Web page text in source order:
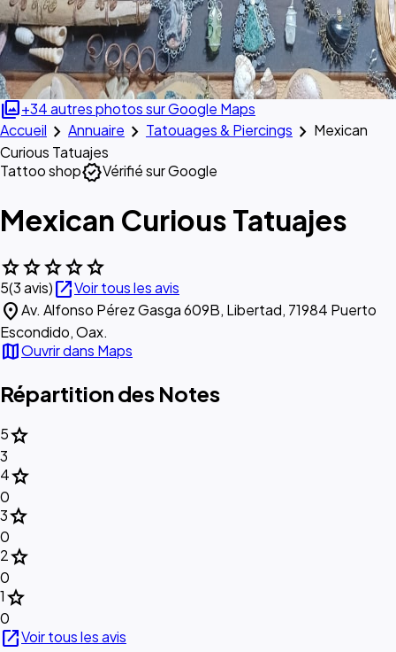
photo_library+34 autres photos sur Google Maps
Accueil chevron_right Annuaire chevron_right Tatouages & Piercings chevron_right Mexican
Curious Tatuajes
Tattoo shopverifiedVérifié sur Google
Mexican Curious Tatuajes
starstarstarstarstar
5(3 avis)open_in_newVoir tous les avis
location_onAv. Alfonso Pérez Gasga 609B, Libertad, 71984 Puerto
Escondido, Oax.
mapOuvrir dans Maps
Répartition des Notes
5star
3
4star
0
3star
0
2star
0
1star
0
open_in_newVoir tous les avis